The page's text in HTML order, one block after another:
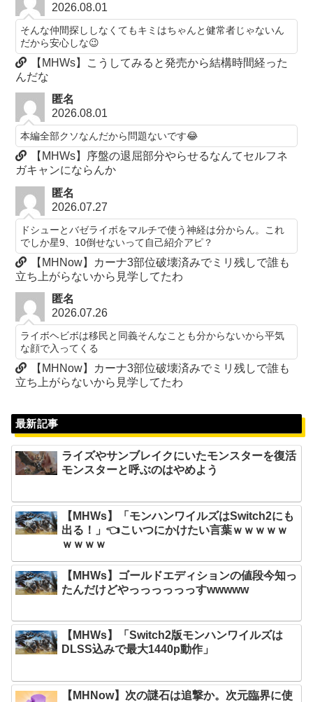
2026.08.01
そんな仲間探ししなくてもキミはちゃんと健常者じゃないん
だから安心しな😉
【MHWs】こうしてみると発売から結構時間経った
んだな
匿名
2026.08.01
本編全部クソなんだから問題ないです😂
【MHWs】序盤の退屈部分やらせるなんてセルフネ
ガキャンにならんか
匿名
2026.07.27
ドシューとバゼライボをマルチで使う神経は分からん。これ
でしか星9、10倒せないって自己紹介アピ？
【MHNow】カーナ3部位破壊済みでミリ残しで誰も
立ち上がらないから見学してたわ
匿名
2026.07.26
ライボヘビボは移民と同義そんなことも分からないから平気
な顔で入ってくる
【MHNow】カーナ3部位破壊済みでミリ残しで誰も
立ち上がらないから見学してたわ
最新記事
ライズやサンブレイクにいたモンスターを復活
モンスターと呼ぶのはやめよう
【MHWs】「モンハンワイルズはSwitch2にも
出る！」👈こいつにかけたい言葉ｗｗｗｗｗ
ｗｗｗｗ
【MHWs】ゴールドエディションの値段今知っ
たんだけどやっっっっっっすwwwww
【MHWs】「Switch2版モンハンワイルズは
DLSS込みで最大1440p動作」
【MHNow】次の謎石は追撃か。次元臨界に使